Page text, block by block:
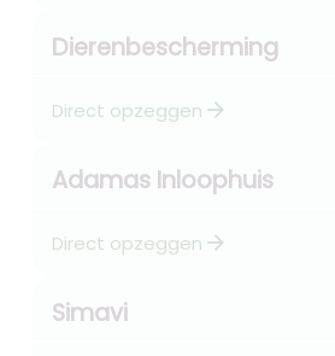
Dierenbescherming
Direct opzeggen arrow_forward
Adamas Inloophuis
Direct opzeggen arrow_forward
Simavi